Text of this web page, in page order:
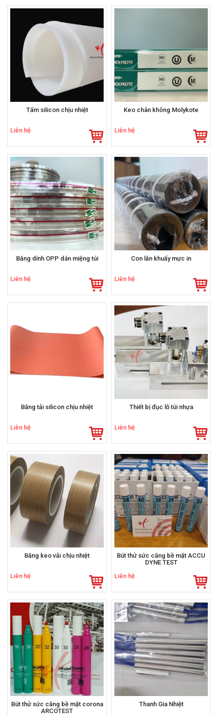
Tấm silicon chịu nhiệt
Liên hệ
Keo chân không Molykote
Liên hệ
Băng dính OPP dán miệng túi
Liên hệ
Con lăn khuấy mực in
Liên hệ
Băng tải silicon chịu nhiệt
Liên hệ
Thiết bị đục lỗ túi nhựa
Liên hệ
Băng keo vải chịu nhiệt
Liên hệ
Bút thử sức căng bề mặt ACCU
DYNE TEST
Liên hệ
Bút thử sức căng bề mặt corona
ARCOTEST
Thanh Gia Nhiệt